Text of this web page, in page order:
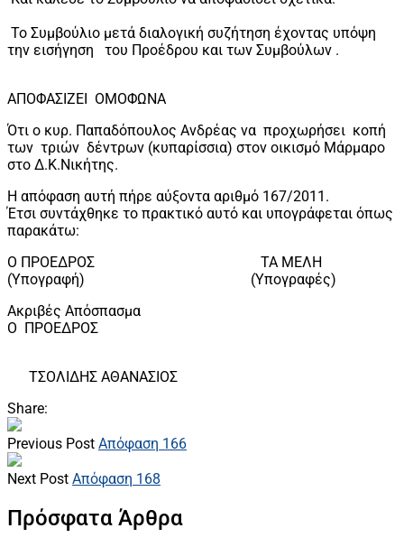
Το Συμβούλιο μετά διαλογική συζήτηση έχοντας υπόψη
την εισήγηση του Προέδρου και των Συμβούλων .
ΑΠΟΦΑΣΙΖΕΙ ΟΜΟΦΩΝΑ
Ότι ο κυρ. Παπαδόπουλος Ανδρέας να προχωρήσει κοπή
των τριών δέντρων (κυπαρίσσια) στον οικισμό Μάρμαρο
στο Δ.Κ.Νικήτης.
Η απόφαση αυτή πήρε αύξοντα αριθμό 167/2011.
Έτσι συντάχθηκε το πρακτικό αυτό και υπογράφεται όπως
παρακάτω:
Ο ΠΡΟΕΔΡΟΣ ΤΑ ΜΕΛΗ
(Υπογραφή) (Υπογραφές)
Ακριβές Απόσπασμα
Ο ΠΡΟΕΔΡΟΣ
ΤΣΟΛΙΔΗΣ ΑΘΑΝΑΣΙΟΣ
Share:
Previous Post Απόφαση 166
Next Post Απόφαση 168
Πρόσφατα Άρθρα